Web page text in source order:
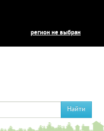
регион не выбран
Найти